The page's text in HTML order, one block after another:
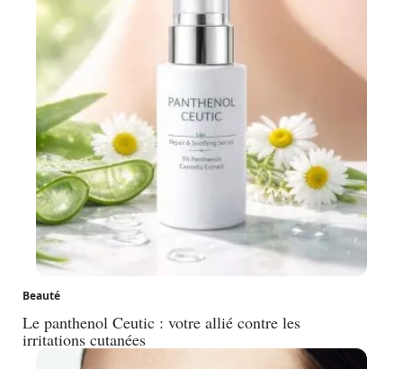
Beauté
Le panthenol Ceutic : votre allié contre les
irritations cutanées